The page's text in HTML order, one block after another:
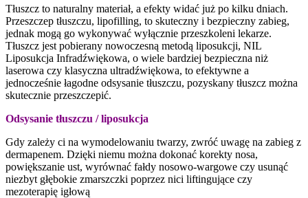
Tłuszcz to naturalny materiał, a efekty widać już po kilku dniach.
Przeszczep tłuszczu, lipofilling, to skuteczny i bezpieczny zabieg,
jednak mogą go wykonywać wyłącznie przeszkoleni lekarze.
Tłuszcz jest pobierany nowoczesną metodą liposukcji, NIL
Liposukcja Infradźwiękowa, o wiele bardziej bezpieczna niż
laserowa czy klasyczna ultradźwiękowa, to efektywne a
jednocześnie łagodne odsysanie tłuszczu, pozyskany tłuszcz można
skutecznie przeszczepić.
Odsysanie tłuszczu / liposukcja
Gdy zależy ci na wymodelowaniu twarzy, zwróć uwagę na zabieg z
dermapenem. Dzięki niemu można dokonać korekty nosa,
powiększanie ust, wyrównać fałdy nosowo-wargowe czy usunąć
niezbyt głębokie zmarszczki poprzez nici liftingujące czy
mezoterapię igłową